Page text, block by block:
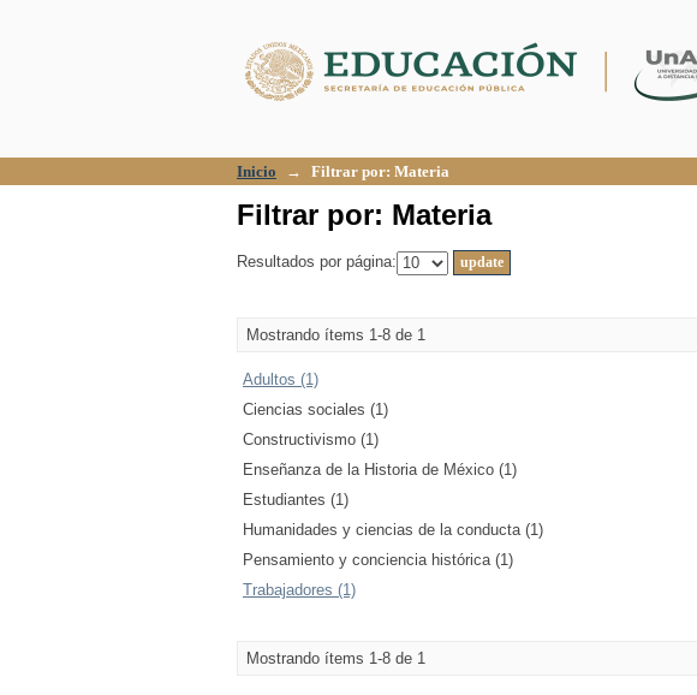
Inicio → Filtrar por: Materia
Filtrar por: Materia
Resultados por página:
Mostrando ítems 1-8 de 1
Adultos (1)
Ciencias sociales (1)
Constructivismo (1)
Enseñanza de la Historia de México (1)
Estudiantes (1)
Humanidades y ciencias de la conducta (1)
Pensamiento y conciencia histórica (1)
Trabajadores (1)
Mostrando ítems 1-8 de 1